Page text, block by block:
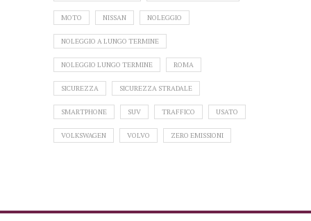
MOTO NISSAN NOLEGGIO
NOLEGGIO A LUNGO TERMINE
NOLEGGIO LUNGO TERMINE ROMA
SICUREZZA SICUREZZA STRADALE
SMARTPHONE SUV TRAFFICO USATO
VOLKSWAGEN VOLVO ZERO EMISSIONI